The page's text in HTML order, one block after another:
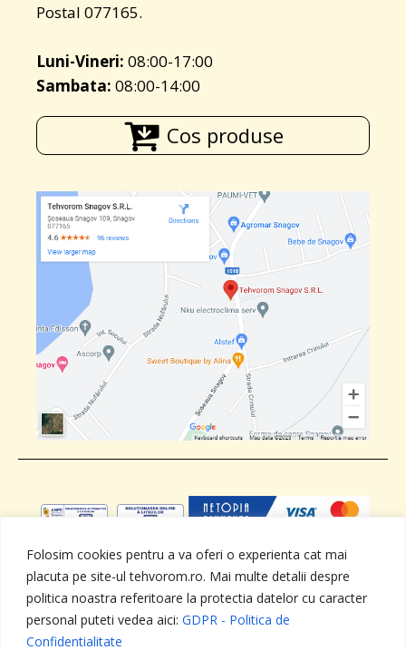
Folosim cookies pentru a va oferi o experienta cat mai
placuta pe site-ul tehvorom.ro. Mai multe detalii despre
politica noastra referitoare la protectia datelor cu caracter
personal puteti vedea aici: GDPR - Politica de
Confidentialitate
Postal 077165.
Luni-Vineri: 08:00-17:00
Sambata: 08:00-14:00
Cos produse
ANPC SOL
GDPR - Politica de
Confidentialitate
Termeni si
conditii
Toate drepturile rezervate - TEHVOROM SNAGOV SRL ,